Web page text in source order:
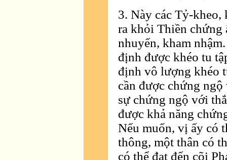
3. Này các Tỷ-kheo,
ra khỏi Thiền chứng
nhuyến, kham
định được khéo tu
định vô lượng khéo
cần được chứng
sự chứng ngộ với
được khả năng
Nếu muốn, vị ấy có
thông, một thân có
có thể đạt đến cõi